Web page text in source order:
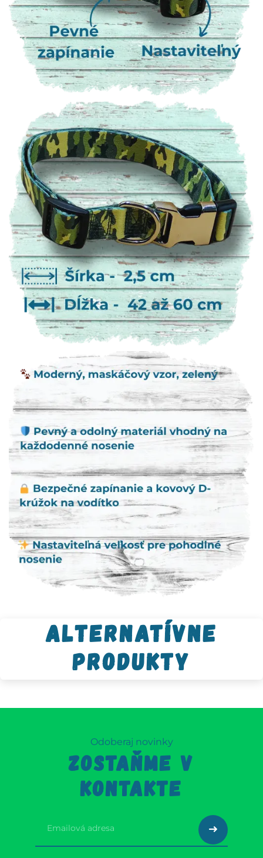
Alternatívne
produkty
Odoberaj novinky
ZOSTAŇME V
KONTAKTE